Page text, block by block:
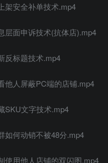
架安全补单技术.mp4
层面申诉技术(抗体店).mp4
反标题技术.mp4
他人屏蔽PC端的店铺.mp4
SKU文字技术.mp4
如何动销不被48分.mp4
使用他人店铺的双闪图.mp4